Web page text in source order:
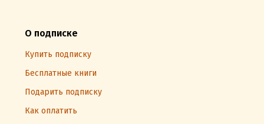
О подписке
Купить подписку
Бесплатные книги
Подарить подписку
Как оплатить